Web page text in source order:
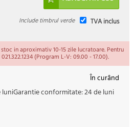
TVA inclus
Include timbrul verde
in aproximativ 10-15 zile lucratoare. Pentru
(Program L-V: 09.00 - 17.00).
În curând
Garantie conformitate:24 de luni